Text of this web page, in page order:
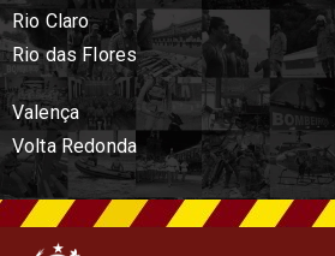
Rio Claro
Rio das Flores
Valença
Volta Redonda